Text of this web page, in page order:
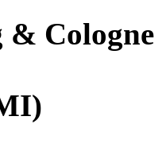
& Cologne